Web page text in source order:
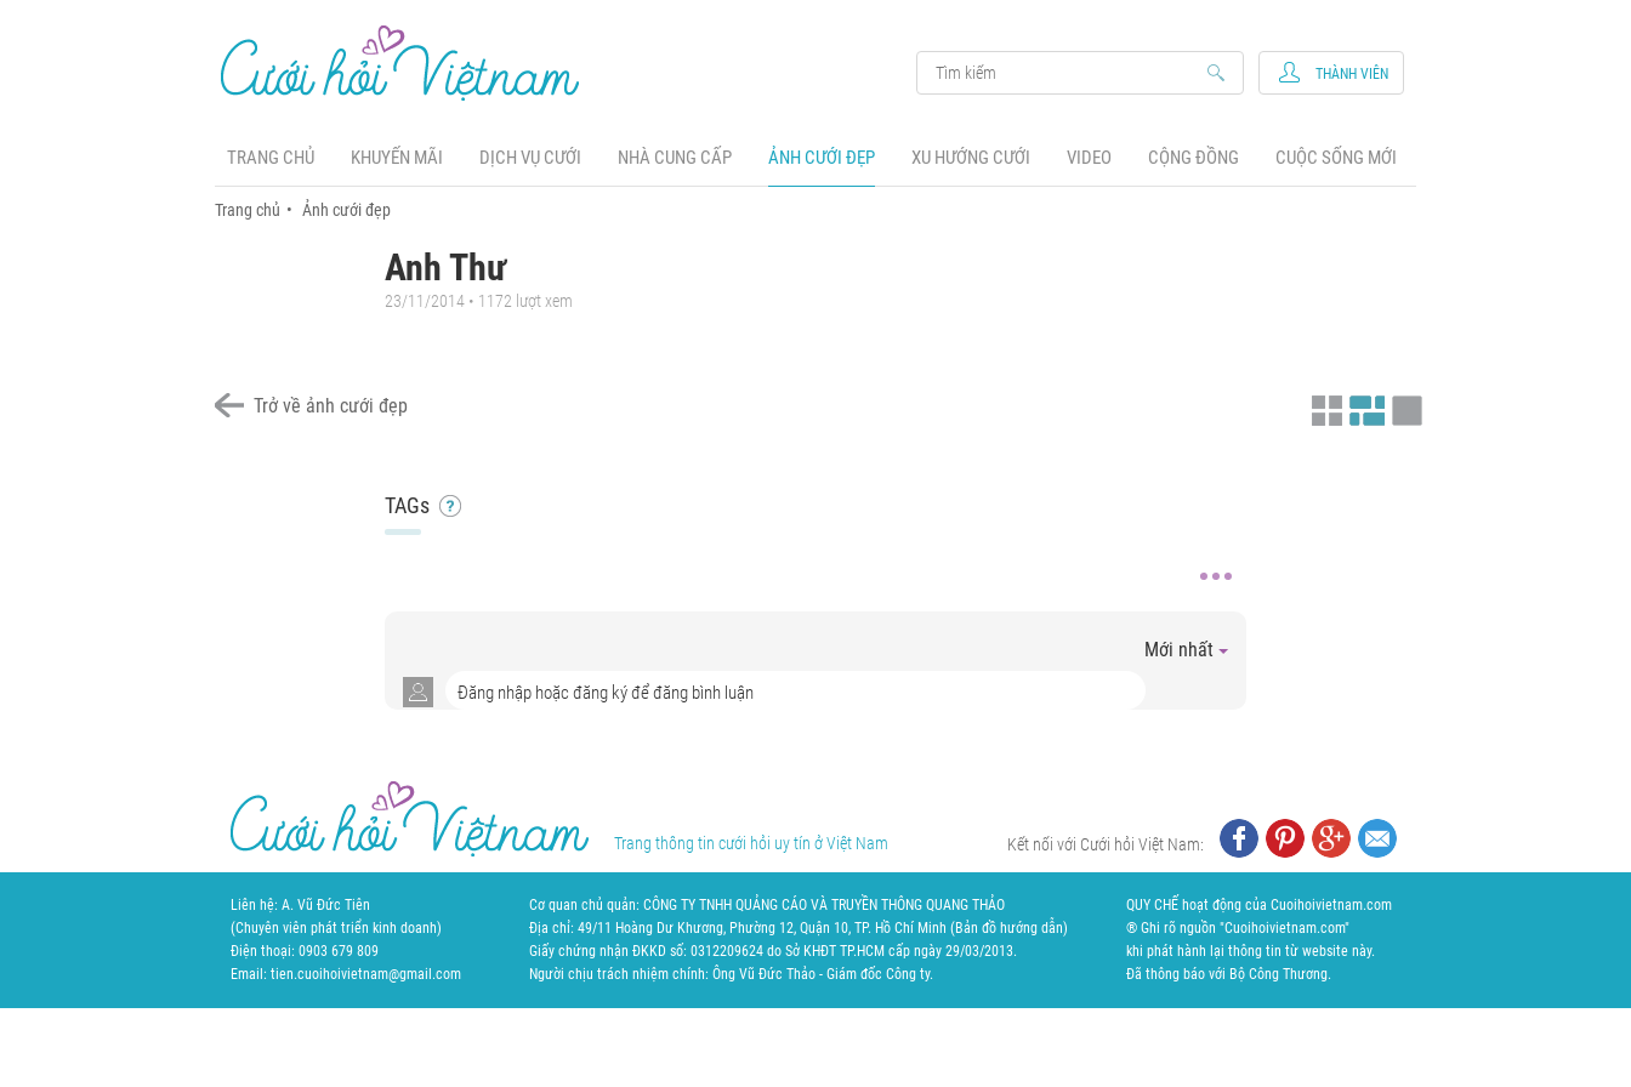
TRANG CHỦ KHUYẾN MÃI DỊCH VỤ CƯỚI NHÀ CUNG CẤP ẢNH CƯỚI ĐẸP XU HƯỚNG CƯỚI VIDEO CỘNG ĐỒNG CUỘC SỐNG MỚI
THÀNH VIÊN
Trang chủ Ảnh cưới đẹp
Anh Thư
23/11/2014 • 1172 lượt xem
Trở về ảnh cưới đẹp
TAGs
Mới nhất
Trang thông tin cưới hỏi uy tín ở Việt Nam Kết nối với Cưới hỏi Việt Nam:
Liên hệ: A. Vũ Đức Tiên
(Chuyên viên phát triển kinh doanh)
Điện thoại: 0903 679 809
Email: tien.cuoihoivietnam@gmail.com
Cơ quan chủ quản: CÔNG TY TNHH QUẢNG CÁO VÀ TRUYỀN THÔNG QUANG THẢO
Địa chỉ: 49/11 Hoàng Dư Khương, Phường 12, Quận 10, TP. Hồ Chí Minh ( Bản đồ hướng dẫn)
Giấy chứng nhận ĐKKD số: 0312209624 do Sở KHĐT TP.HCM cấp ngày 29/03/2013.
Người chịu trách nhiệm chính: Ông Vũ Đức Thảo - Giám đốc Công ty.
QUY CHẾ hoạt động của Cuoihoivietnam.com
® Ghi rõ nguồn "Cuoihoivietnam.com"
khi phát hành lại thông tin từ website này.
Đã thông báo với Bộ Công Thương.